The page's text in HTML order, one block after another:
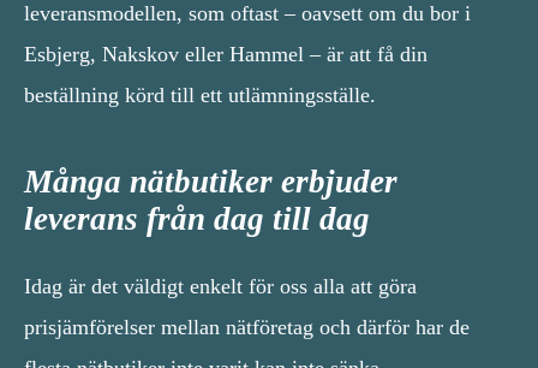
leveransmodellen, som oftast – oavsett om du bor i
Esbjerg, Nakskov eller Hammel – är att få din
beställning körd till ett utlämningsställe.
Många nätbutiker erbjuder
leverans från dag till dag
Idag är det väldigt enkelt för oss alla att göra
prisjämförelser mellan nätföretag och därför har de